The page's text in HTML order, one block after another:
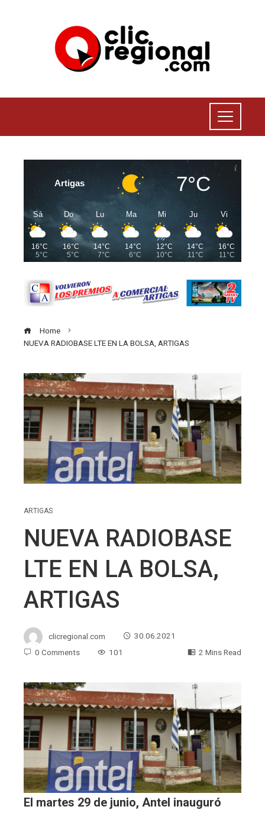
Artigas 7°C
Sá
16°C
5°C
Do
16°C
5°C
Lu
14°C
7°C
Ma
14°C
6°C
Mi
12°C
10°C
Ju
14°C
11°C
Vi
16°C
11°C
Home
NUEVA RADIOBASE LTE EN LA BOLSA, ARTIGAS
ARTIGAS
NUEVA RADIOBASE
LTE EN LA BOLSA,
ARTIGAS
clicregional.com
30.06.2021
0 Comments
101 2 Mins Read
El martes 29 de junio, Antel inauguró